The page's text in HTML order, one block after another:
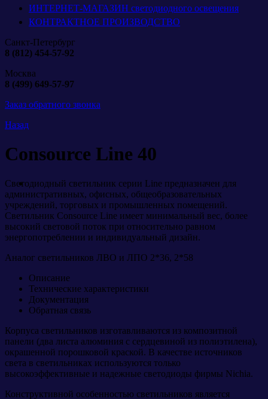
ИНТЕРНЕТ-МАГАЗИН светодиодного освещения
КОНТРАКТНОЕ ПРОИЗВОДСТВО
Санкт-Петербург
8 (812) 454-57-92
Москва
8 (499) 649-57-97
Заказ обратного звонка
Назад
Consource Line 40
Светодиодный светильник серии Line предназначен для
административных, офисных, общеобразовательных
учреждений, торговых и промышленных помещений.
Светильник Consource Line имеет минимальный вес, более
высокий световой поток при относительно равном
энергопотреблении и индивидуальный дизайн.
Аналог светильников ЛВО и ЛПО 2*36, 2*58
Описание
Технические характеристики
Документация
Обратная связь
Корпуса светильников изготавливаются из композитной
панели (два листа алюминия с сердцевиной из полиэтилена),
окрашенной порошковой краской. В качестве источников
света в светильниках используются только
высокоэффективные и надежные светодиоды фирмы Nichia.
Конструктивной особенностью светильников является